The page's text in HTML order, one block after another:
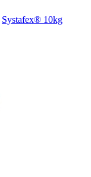
Systafex® 10kg